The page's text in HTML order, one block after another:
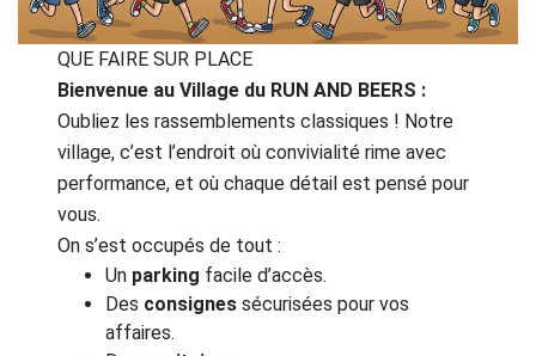
QUE FAIRE SUR PLACE
Bienvenue au Village du RUN AND BEERS :
Oubliez les rassemblements classiques ! Notre
village, c’est l’endroit où convivialité rime avec
performance, et où chaque détail est pensé pour
vous.
On s’est occupés de tout :
Un parking facile d’accès.
Des consignes sécurisées pour vos
affaires.